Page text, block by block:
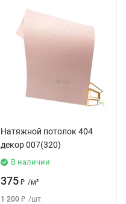
Натяжной потолок 404
декор 007(320)
В наличии
375 ₽ /м²
1 200 ₽ /шт.